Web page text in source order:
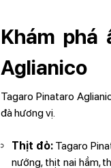
Khám phá
Aglianico
Tagaro Pinataro
đà hương vị.
Thịt đỏ:Tagaro
nướng, thịt nai hầm,